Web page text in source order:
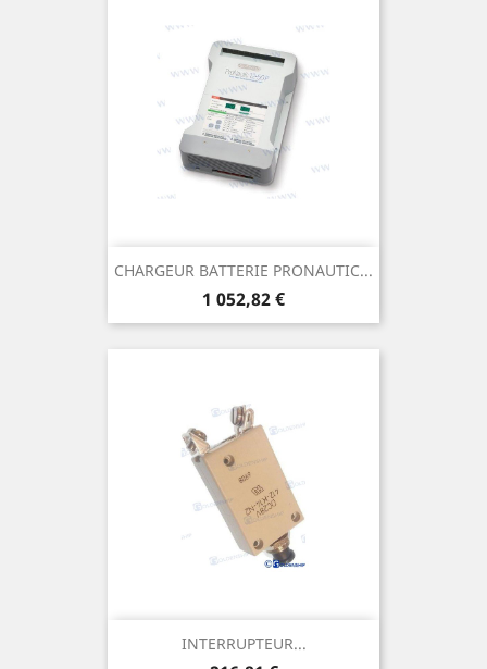
CHARGEUR BATTERIE PRONAUTIC...
Prix
1 052,82 €
INTERRUPTEUR...